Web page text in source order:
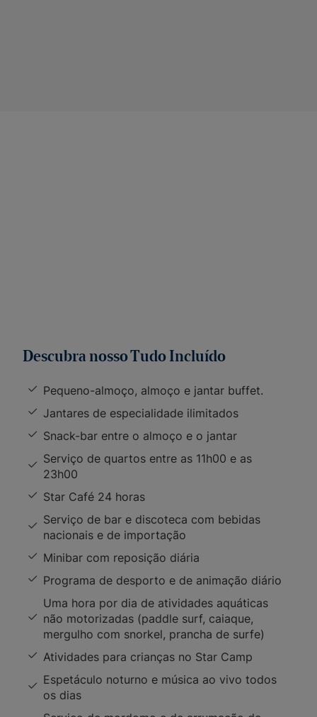
Descubra nosso Tudo Incluído
Pequeno-almoço, almoço e jantar buffet.
Jantares de especialidade ilimitados
Snack-bar entre o almoço e o jantar
Serviço de quartos entre as 11h00 e as
23h00
Star Café 24 horas
Serviço de bar e discoteca com bebidas
nacionais e de importação
Minibar com reposição diária
Programa de desporto e de animação diário
Uma hora por dia de atividades aquáticas
não motorizadas (paddle surf, caiaque,
mergulho com snorkel, prancha de surfe)
Atividades para crianças no Star Camp
Espetáculo noturno e música ao vivo todos
os dias